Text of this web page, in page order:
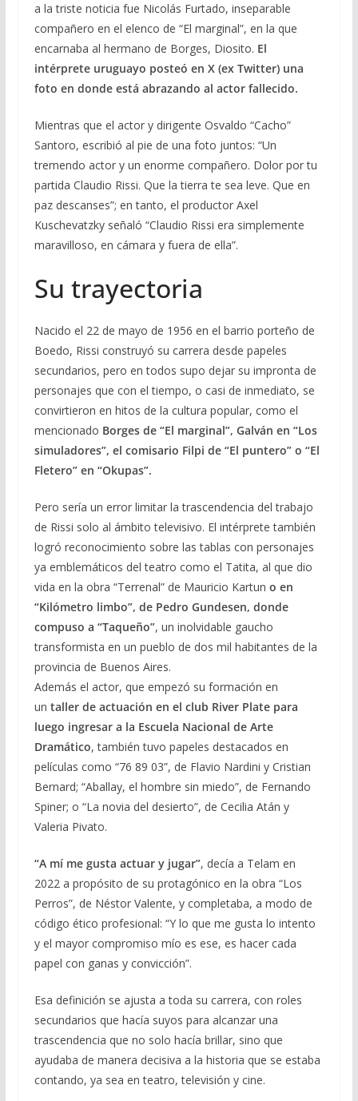
a la triste noticia fue Nicolás Furtado, inseparable
compañero en el elenco de “El marginal”, en la que
encarnaba al hermano de Borges, Diosito. El
intérprete uruguayo posteó en X (ex Twitter) una
foto en donde está abrazando al actor fallecido.
Mientras que el actor y dirigente Osvaldo “Cacho”
Santoro, escribió al pie de una foto juntos: “Un
tremendo actor y un enorme compañero. Dolor por tu
partida Claudio Rissi. Que la tierra te sea leve. Que en
paz descanses”; en tanto, el productor Axel
Kuschevatzky señaló “Claudio Rissi era simplemente
maravilloso, en cámara y fuera de ella”.
Su trayectoria
Nacido el 22 de mayo de 1956 en el barrio porteño de
Boedo, Rissi construyó su carrera desde papeles
secundarios, pero en todos supo dejar su impronta de
personajes que con el tiempo, o casi de inmediato, se
convirtieron en hitos de la cultura popular, como el
mencionado Borges de “El marginal”, Galván en “Los
simuladores”, el comisario Filpi de “El puntero” o “El
Fletero” en “Okupas”.
Pero sería un error limitar la trascendencia del trabajo
de Rissi solo al ámbito televisivo. El intérprete también
logró reconocimiento sobre las tablas con personajes
ya emblemáticos del teatro como el Tatita, al que dio
vida en la obra “Terrenal” de Mauricio Kartun o en
“Kilómetro limbo”, de Pedro Gundesen, donde
compuso a “Taqueño”, un inolvidable gaucho
transformista en un pueblo de dos mil habitantes de la
provincia de Buenos Aires.
Además el actor, que empezó su formación en
un taller de actuación en el club River Plate para
luego ingresar a la Escuela Nacional de Arte
Dramático, también tuvo papeles destacados en
películas como “76 89 03”, de Flavio Nardini y Cristian
Bernard; “Aballay, el hombre sin miedo”, de Fernando
Spiner; o “La novia del desierto”, de Cecilia Atán y
Valeria Pivato.
“A mí me gusta actuar y jugar”, decía a Telam en
2022 a propósito de su protagónico en la obra “Los
Perros”, de Néstor Valente, y completaba, a modo de
código ético profesional: “Y lo que me gusta lo intento
y el mayor compromiso mío es ese, es hacer cada
papel con ganas y convicción”.
Esa definición se ajusta a toda su carrera, con roles
secundarios que hacía suyos para alcanzar una
trascendencia que no solo hacía brillar, sino que
ayudaba de manera decisiva a la historia que se estaba
contando, ya sea en teatro, televisión y cine.